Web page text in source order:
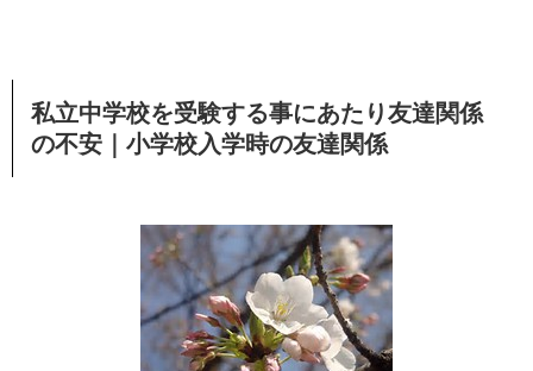
私立中学校を受験する事にあたり友達関係
の不安｜小学校入学時の友達関係